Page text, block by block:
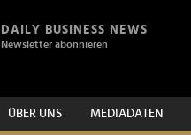
DAILY BUSINESS NEWS
Newsletter abonnieren
ÜBER UNS MEDIADATEN